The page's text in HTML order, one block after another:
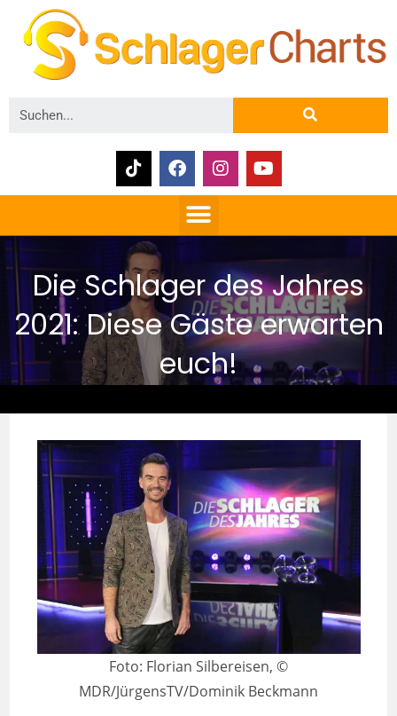
Die Schlager des Jahres
2021: Diese Gäste erwarten
euch!
Foto: Florian Silbereisen, ©
MDR/JürgensTV/Dominik Beckmann